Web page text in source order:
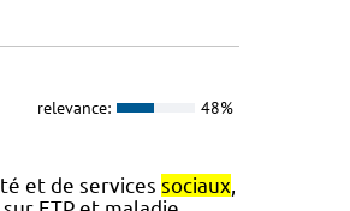
relevance: 48%
et de services sociaux,